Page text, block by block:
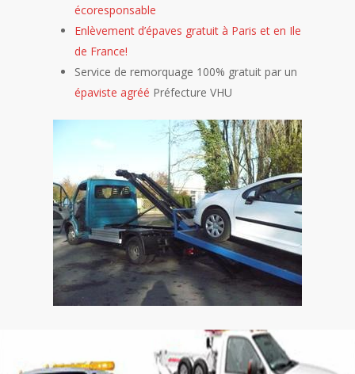
écoresponsable
Enlèvement d’épaves gratuit à Paris et en Ile
de France!
Service de remorquage 100% gratuit par un
épaviste agréé Préfecture VHU